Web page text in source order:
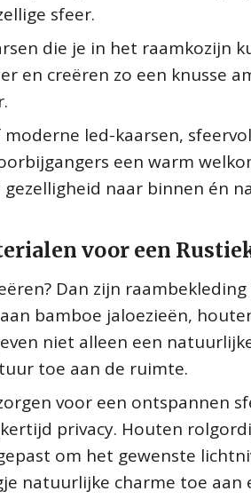
sfeer.
die je in het raamkozijn
en creëren zo een knusse
led-kaarsen,
een warm
naar binnen én
voor een
Dan zijn
bamboe jaloezieën,
niet alleen een
toe aan de ruimte.
voor een ontspannen
privacy. Houten
om het gewenste
natuurlijke charme toe aan